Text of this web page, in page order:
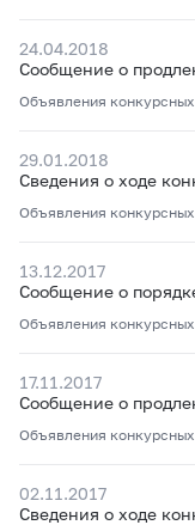
24.04.2018
Сообщение о
Объявления
29.01.2018
Сведения о ходе
Объявления
13.12.2017
Сообщение о
Объявления
17.11.2017
Сообщение о
Объявления
02.11.2017
Сведения о ходе